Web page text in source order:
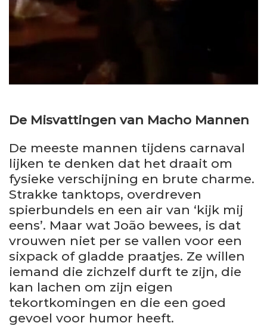
De Misvattingen van Macho Mannen
De meeste mannen tijdens carnaval
lijken te denken dat het draait om
fysieke verschijning en brute charme.
Strakke tanktops, overdreven
spierbundels en een air van ‘kijk mij
eens’. Maar wat João bewees, is dat
vrouwen niet per se vallen voor een
sixpack of gladde praatjes. Ze willen
iemand die zichzelf durft te zijn, die
kan lachen om zijn eigen
tekortkomingen en die een goed
gevoel voor humor heeft.